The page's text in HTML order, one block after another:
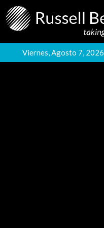
Viernes, Agosto 7, 2026